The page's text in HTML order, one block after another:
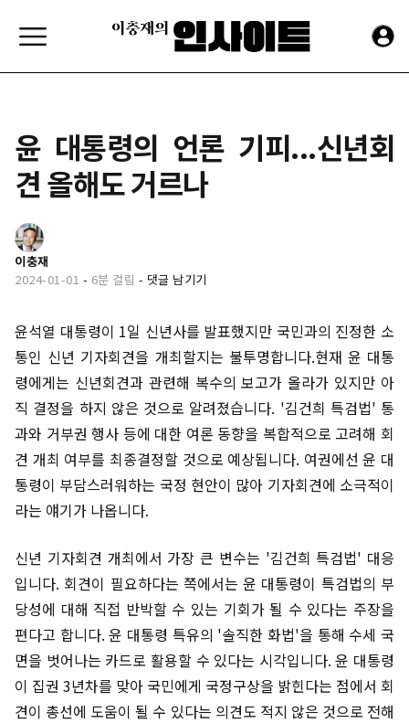
윤 대통령의 언론 기피...신년회
견 올해도 거르나
이충재
2024-01-01 - 6분 걸림 - 댓글 남기기
윤석열 대통령이 1일 신년사를 발표했지만 국민과의 진정한 소
통인 신년 기자회견을 개최할지는 불투명합니다.현재 윤 대통
령에게는 신년회견과 관련해 복수의 보고가 올라가 있지만 아
직 결정을 하지 않은 것으로 알려졌습니다. '김건희 특검법' 통
과와 거부권 행사 등에 대한 여론 동향을 복합적으로 고려해 회
견 개최 여부를 최종결정할 것으로 예상됩니다. 여권에선 윤 대
통령이 부담스러워하는 국정 현안이 많아 기자회견에 소극적이
라는 얘기가 나옵니다.
신년 기자회견 개최에서 가장 큰 변수는 '김건희 특검법' 대응
입니다. 회견이 필요하다는 쪽에서는 윤 대통령이 특검법의 부
당성에 대해 직접 반박할 수 있는 기회가 될 수 있다는 주장을
편다고 합니다. 윤 대통령 특유의 '솔직한 화법'을 통해 수세 국
면을 벗어나는 카드로 활용할 수 있다는 시각입니다. 윤 대통령
이 집권 3년차를 맞아 국민에게 국정구상을 밝힌다는 점에서 회
견이 총선에 도움이 될 수 있다는 의견도 적지 않은 것으로 전해